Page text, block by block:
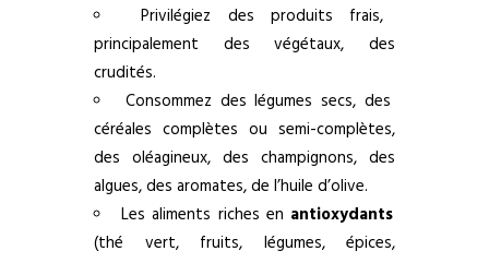
Privilégiez des produits frais,
principalement des végétaux, des
crudités.
Consommez des légumes secs, des
céréales complètes ou semi-complètes,
des oléagineux, des champignons, des
algues, des aromates, de l’huile d’olive.
Les aliments riches en antioxydants
(thé vert, fruits, légumes, épices,